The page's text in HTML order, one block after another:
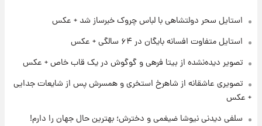
فال قهوه روزانه یکشنبه ۱۸ مرداد ماه ۱۴۰۵
فال روزانه واقعی یکشنبه ۱۸ مرداد ۱۴۰۵
استایل سحر دولتشاهی با لباس چروک خبرساز شد + عکس
استایل متفاوت افسانه بایگان در ۶۴ سالگی + عکس
تصویر دیده‌نشده از بیتا فرهی و گوگوش در یک قاب خاص + عکس
تصویری عاشقانه از شاهرخ استخری و همسرش پس از شایعات جدایی
+ عکس
سلفی دیدنی نیوشا ضیغمی و دخترش؛ بهترین حال جهان را دارم!